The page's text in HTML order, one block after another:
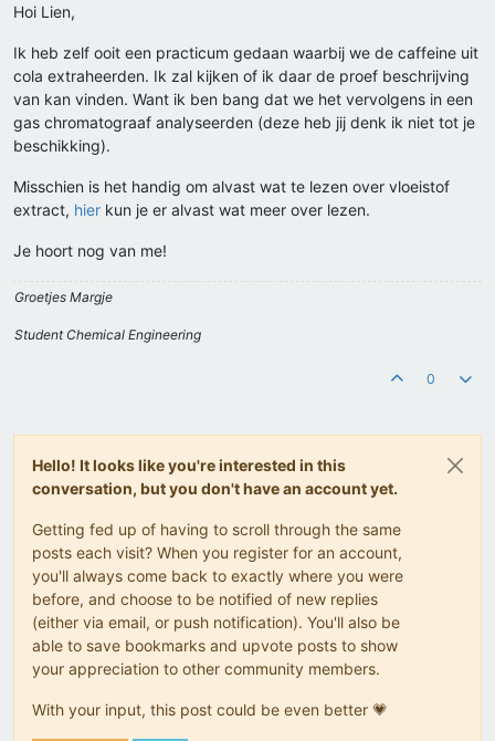
Hoi Lien,
Ik heb zelf ooit een practicum gedaan waarbij we de caffeine uit
cola extraheerden. Ik zal kijken of ik daar de proef beschrijving
van kan vinden. Want ik ben bang dat we het vervolgens in een
gas chromatograaf analyseerden (deze heb jij denk ik niet tot je
beschikking).
Misschien is het handig om alvast wat te lezen over vloeistof
extract, hier kun je er alvast wat meer over lezen.
Je hoort nog van me!
Groetjes Margje
Student Chemical Engineering
0
Hello! It looks like you're interested in this
conversation, but you don't have an account yet.
Getting fed up of having to scroll through the same
posts each visit? When you register for an account,
you'll always come back to exactly where you were
before, and choose to be notified of new replies
(either via email, or push notification). You'll also be
able to save bookmarks and upvote posts to show
your appreciation to other community members.
With your input, this post could be even better 💗